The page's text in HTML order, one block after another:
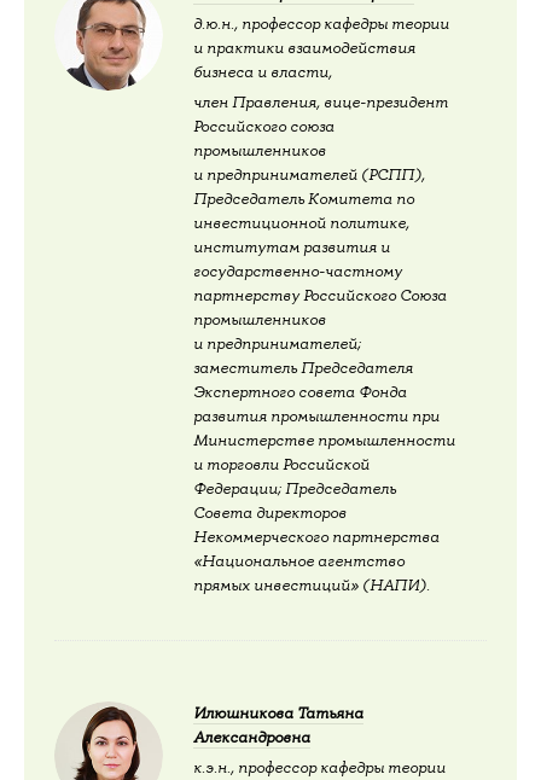
д.ю.н., профессор кафедры теории
и практики взаимодействия
бизнеса и власти,
член Правления, вице-президент
Российского союза
промышленников
и предпринимателей (РСПП),
Председатель Комитета по
инвестиционной политике,
институтам развития и
государственно-частному
партнерству Российского Союза
промышленников
и предпринимателей;
заместитель Председателя
Экспертного совета Фонда
развития промышленности при
Министерстве промышленности
и торговли Российской
Федерации; Председатель
Совета директоров
Некоммерческого партнерства
«Национальное агентство
прямых инвестиций» (НАПИ).
Илюшникова Татьяна
Александровна
к.э.н., профессор кафедры теории